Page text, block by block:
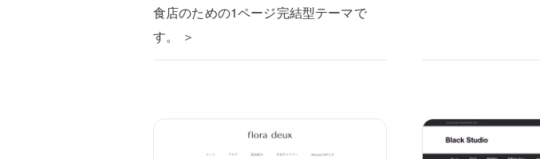
食店のための1ページ完結型テーマで
す。 ＞